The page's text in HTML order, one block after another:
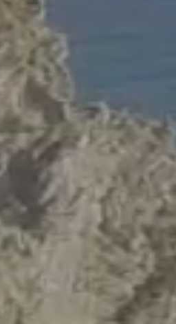
dedicato alla cura dei
trattamento e gesti